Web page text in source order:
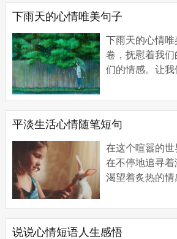
说心情短语】...
下雨天的心情唯美句子
下雨天的心情
卷，抚慰着我
们的情感。让
拂脸庞的温柔
美好。下面是一
平淡生活心情随笔短句
在这个喧嚣的
在不停地追寻着
渴望着炙热的情
才能找到真正
足。下面是一些
说说心情短语人生感悟